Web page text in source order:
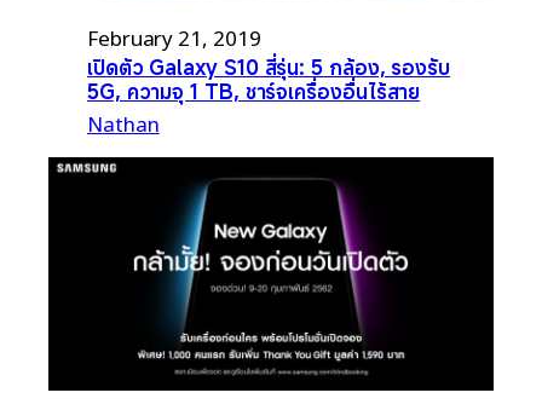
February 21, 2019
เปิดตัว Galaxy S10 สี่รุ่น: 5 กล้อง, รองรับ
5G, ความจุ 1 TB, ชาร์จเครื่องอื่นไร้สาย
Nathan